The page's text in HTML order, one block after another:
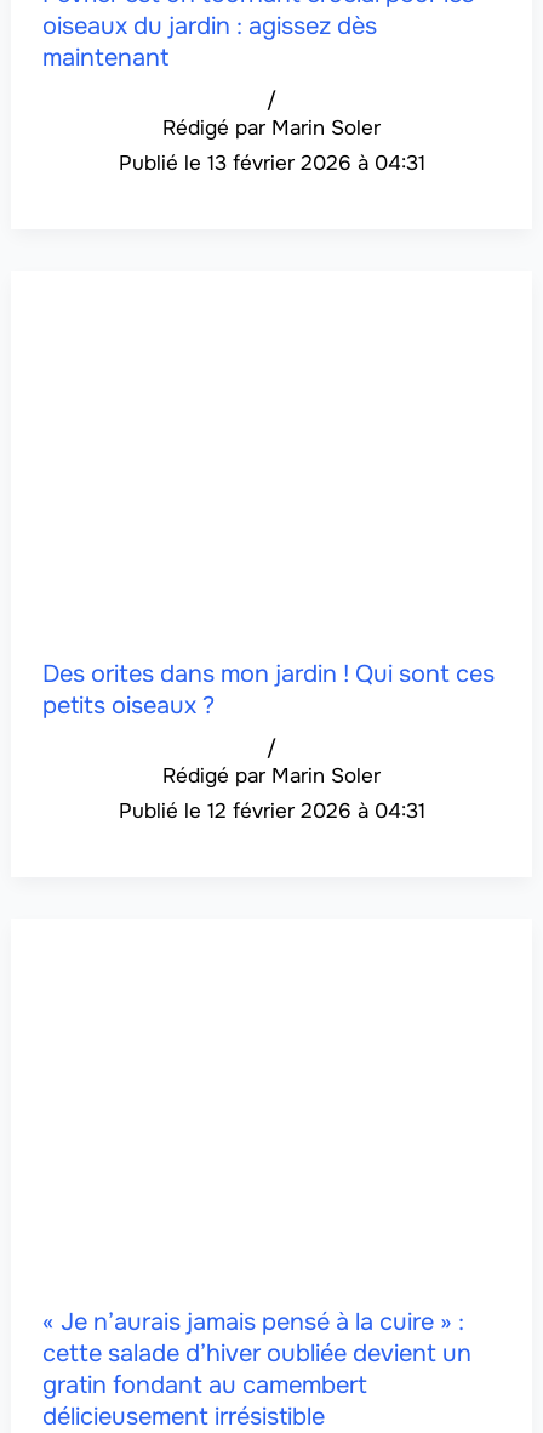
oiseaux du jardin : agissez dès
maintenant
Marin Soler
/
13 février 2026 à 04:31
Des orites dans mon jardin ! Qui sont ces
petits oiseaux ?
Marin Soler
/
12 février 2026 à 04:31
« Je n’aurais jamais pensé à la cuire » :
cette salade d’hiver oubliée devient un
gratin fondant au camembert
délicieusement irrésistible